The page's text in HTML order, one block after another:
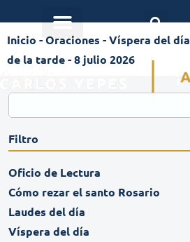
Inicio -Oraciones -Víspera del día
de la tarde - 8 julio 2026
Filtro
Oficio de Lectura
Cómo rezar el santo Rosario
Laudes del día
Víspera del día